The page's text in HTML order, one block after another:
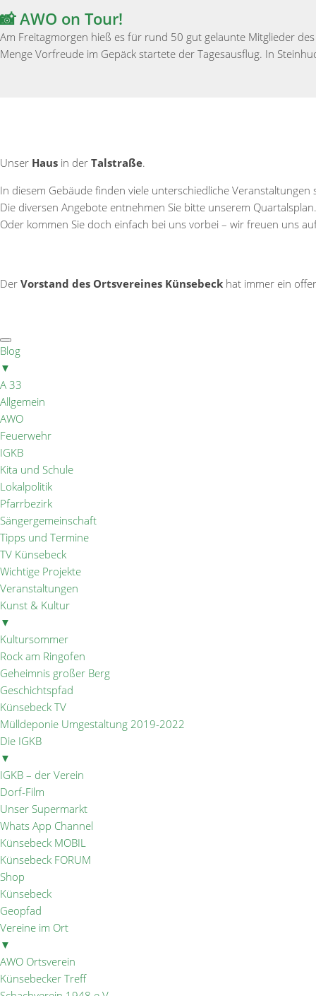
📸 AWO on Tour!
Am Freitagmorgen hieß es für rund 50 gut gelaunte Mitglieder
Menge Vorfreude im Gepäck startete der Tagesausflug. In
Unser Haus in der Talstraße.
In diesem Gebäude finden viele unterschiedliche Veranstaltungen
Die diversen Angebote entnehmen Sie bitte unserem Quartalsplan.
Oder kommen Sie doch einfach bei uns vorbei – wir freuen uns
Der Vorstand des Ortsvereines Künsebeck hat immer ein
Blog
▼
A 33
Allgemein
AWO
Feuerwehr
IGKB
Kita und Schule
Lokalpolitik
Pfarrbezirk
Sängergemeinschaft
Tipps und Termine
TV Künsebeck
Wichtige Projekte
Veranstaltungen
Kunst & Kultur
▼
Kultursommer
Rock am Ringofen
Geheimnis großer Berg
Geschichtspfad
Künsebeck TV
Mülldeponie Umgestaltung 2019-2022
Die IGKB
▼
IGKB – der Verein
Dorf-Film
Unser Supermarkt
Whats App Channel
Künsebeck MOBIL
Künsebeck FORUM
Shop
Künsebeck
Geopfad
Vereine im Ort
▼
AWO Ortsverein
Künsebecker Treff